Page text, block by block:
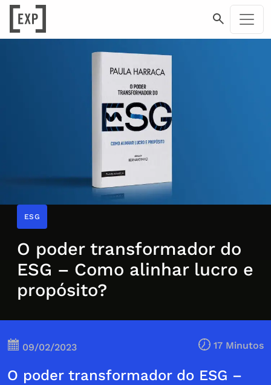
ESG
O poder transformador do
ESG – Como alinhar lucro e
propósito?
09/02/2023 17 Minutos
O poder transformador do ESG –